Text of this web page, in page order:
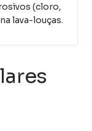
(cloro,
lava-louças.